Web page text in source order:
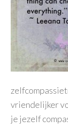
vriendelijker
je jezelf